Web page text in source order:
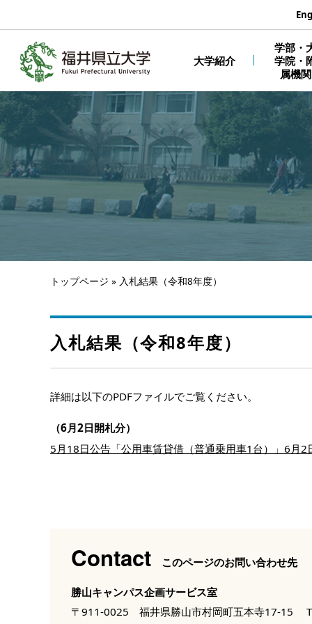
大学紹介
学部・
学院・
属機関
トップページ » 入札結果（令和8年度）
入札結果（令和8年度）
詳細は以下のPDFファイルでご覧ください。
（6月2日開札分）
5月18日公告「公用車賃貸借（普通乗用車1台）」6月2
Contact このページのお問い合わせ先
勝山キャンパス企画サービス室
〒911-0025 福井県勝山市村岡町五本寺17-15